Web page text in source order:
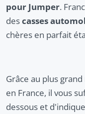
pour Jumper.
descasses
chères en parfait
Grâce au plus
en France, il vous
dessous et